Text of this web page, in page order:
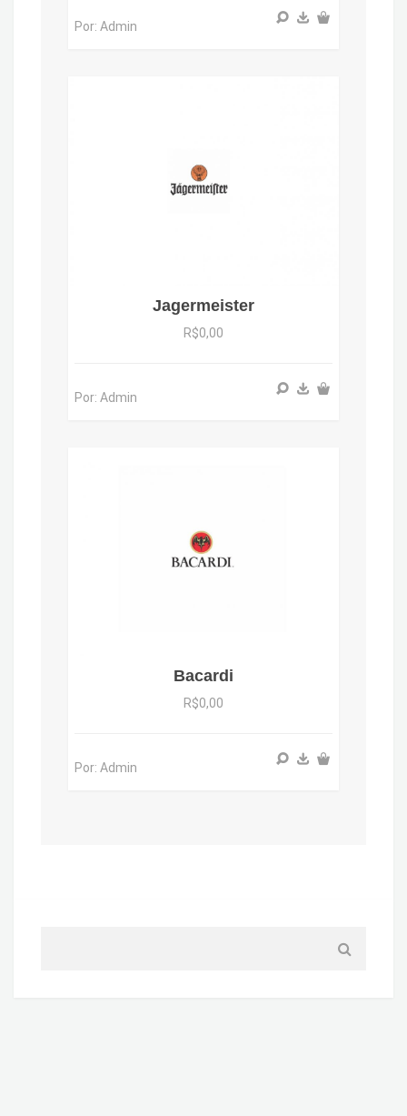
Por: Admin
Jagermeister
R$0,00
Por: Admin
Bacardi
R$0,00
Por: Admin